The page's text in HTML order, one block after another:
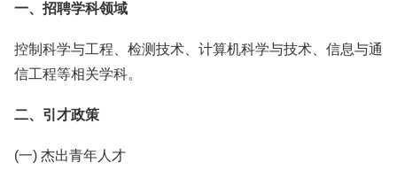
一、招聘学科领域
控制科学与工程、检测技术、计算机科学与技术、信息与通
信工程等相关学科。
二、引才政策
(一) 杰出青年人才